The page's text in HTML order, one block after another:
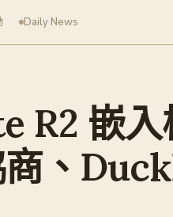
Daily News
R2 嵌入
、